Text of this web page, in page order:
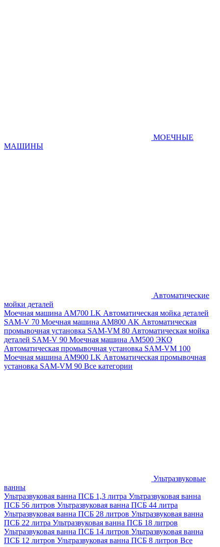
МОЕЧНЫЕ
МАШИНЫ
Автоматические
мойки деталей
Моечная машина AM700 LK Автоматическая мойка деталей
SAM-V 70 Моечная машина АМ800 AK Автоматическая
промывочная установка SAM-VM 80 Автоматическая мойка
деталей SAM-V 90 Моечная машина АМ500 ЭКО
Автоматическая промывочная установка SAM-VM 100
Моечная машина AM900 LK Автоматическая промывочная
установка SAM-VM 90 Все категории
Ультразвуковые
ванны
Ультразвуковая ванна ПСБ 1,3 литра Ультразвуковая ванна
ПСБ 56 литров Ультразвуковая ванна ПСБ 44 литра
Ультразвуковая ванна ПСБ 28 литров Ультразвуковая ванна
ПСБ 22 литра Ультразвуковая ванна ПСБ 18 литров
Ультразвуковая ванна ПСБ 14 литров Ультразвуковая ванна
ПСБ 12 литров Ультразвуковая ванна ПСБ 8 литров Все